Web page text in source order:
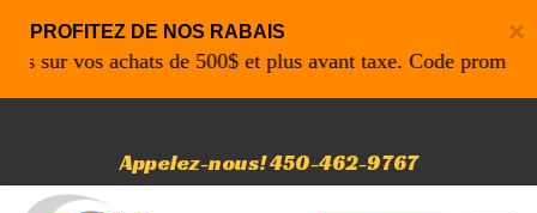
×
PROFITEZ DE NOS RABAIS
vos achats de 500$ et plus avant taxe. Code promo:
Appelez-nous! 450-462-9767